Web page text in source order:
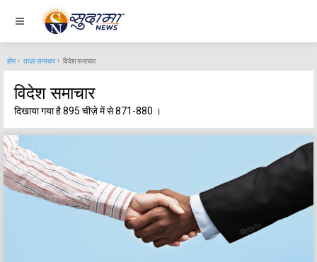
होम ताज़ा समाचार विदेश समाचार
विदेश समाचार
दिखाया गया है 895 चीज़े में से 871-880 ।